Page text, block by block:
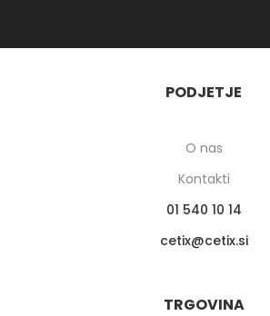
PODJETJE
O nas
Kontakti
01 540 10 14
cetix
cetix.si
TRGOVINA